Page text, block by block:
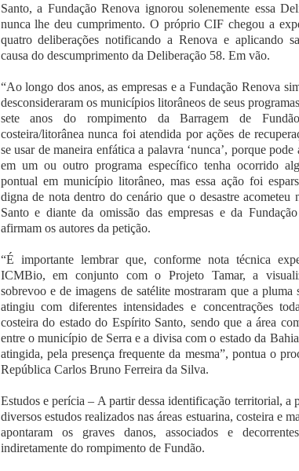
Santo, a Fundação Renova ignorou solenemente essa
nunca lhe deu cumprimento. O próprio CIF chegou a
quatro deliberações notificando a Renova e aplicando
causa do descumprimento da Deliberação 58. Em vão.
“Ao longo dos anos, as empresas e a Fundação Renova
desconsideraram os municípios litorâneos de seus
sete anos do rompimento da Barragem de
costeira/litorânea nunca foi atendida por ações de
se usar de maneira enfática a palavra ‘nunca’, porque pode
em um ou outro programa específico tenha ocorrido
pontual em município litorâneo, mas essa ação foi
digna de nota dentro do cenário que o desastre acometeu
Santo e diante da omissão das empresas e da
afirmam os autores da petição.
“É importante lembrar que, conforme nota técnica
ICMBio, em conjunto com o Projeto Tamar, a
sobrevoo e de imagens de satélite mostraram que a pluma
atingiu com diferentes intensidades e concentrações
costeira do estado do Espírito Santo, sendo que a área
entre o município de Serra e a divisa com o estado da
atingida, pela presença frequente da mesma”, pontua o
República Carlos Bruno Ferreira da Silva.
Estudos e perícia – A partir dessa identificação territorial, a
diversos estudos realizados nas áreas estuarina, costeira e
apontaram os graves danos, associados e
indiretamente do rompimento de Fundão.